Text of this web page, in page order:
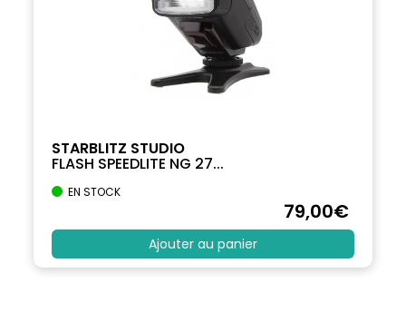
STARBLITZ STUDIO
FLASH SPEEDLITE NG 27...
EN STOCK
79,00€
Ajouter au panier